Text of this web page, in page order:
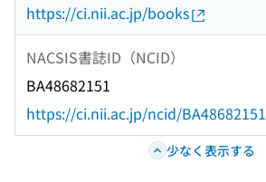
https://ci.nii.ac.jp/books
NACSIS書誌ID（NCID）
BA48682151
https://ci.nii.ac.jp/ncid/BA48682151
少なく表示する